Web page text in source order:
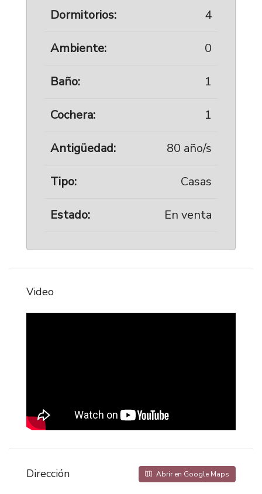
Dormitorios: 4
Ambiente: 0
Baño: 1
Cochera: 1
Antigüedad: 80 año/s
Tipo: Casas
Estado: En venta
Video
Dirección Abrir en Google Maps